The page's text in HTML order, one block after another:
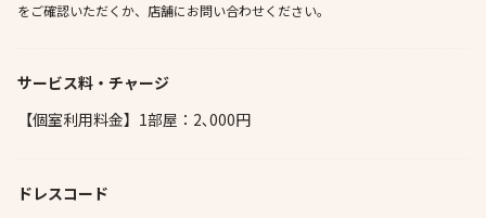
をご確認いただくか、店舗にお問い合わせください。
サービス料・チャージ
【個室利用料金】1部屋：2､000円
ドレスコード